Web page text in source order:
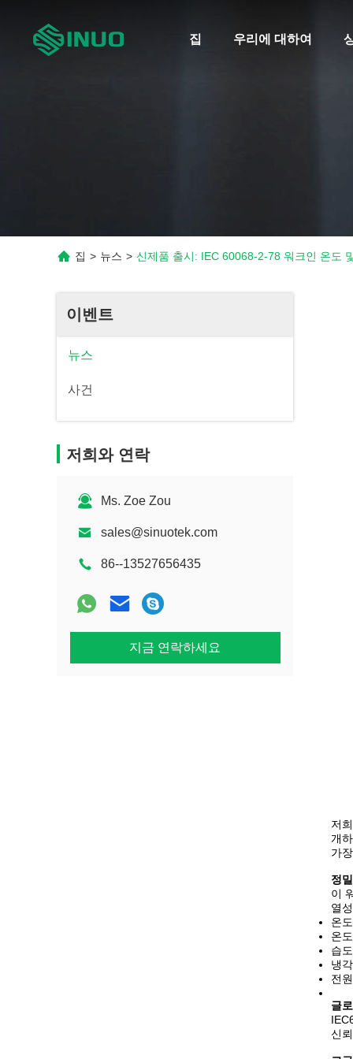
집 우리에 대하여
집 > 뉴스 > 신제품 출시: IEC 60068-2-78 워크인 온도
이벤트
뉴스
사건
저희와 연락
Ms. Zoe Zou
sales@sinuotek.com
86--13527656435
지금 연락하세요
저
개
가
정
이
열
온
온
습
냉
전
글
신